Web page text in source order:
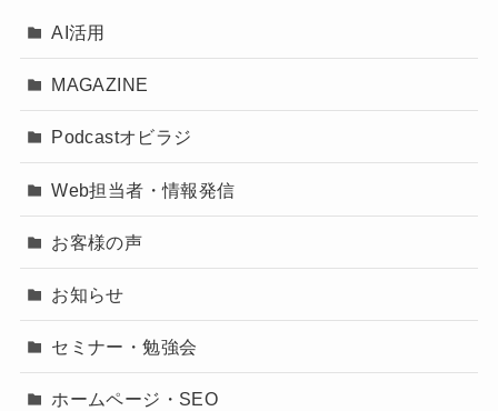
AI活用
MAGAZINE
Podcastオビラジ
Web担当者・情報発信
お客様の声
お知らせ
セミナー・勉強会
ホームページ・SEO